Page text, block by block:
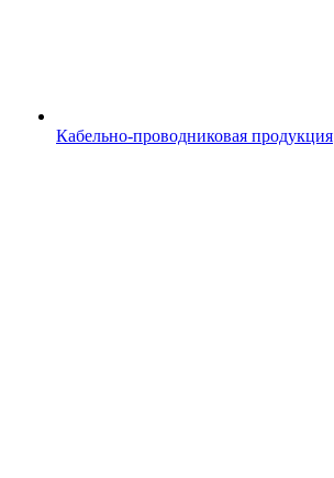
Кабельно-проводниковая продукция